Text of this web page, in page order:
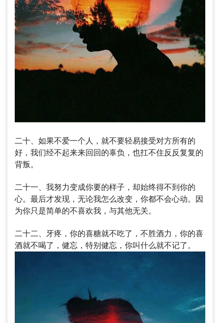
二十、如果不爱一个人，就不要轻易接受对方所有的
好，我们经不起来来回回的辜负，也扛不住反反复复的
背叛。
二十一、我努力变成你要的样子，却始终得不到你的
心。最后才发现，无论我怎么改变，你都不会心动。因
为你只是简单的不喜欢我，与其他无关。
二十二、牙疼，你的喜糖就不吃了，不胜酒力，你的喜
酒就不喝了，健忘，特别健忘，你叫什么就不记了。